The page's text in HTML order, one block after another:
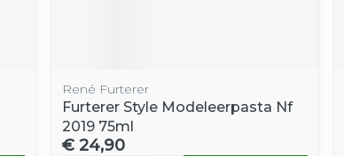
René Furterer
Furterer Style Modeleerpasta Nf
2019 75ml
€ 24,90